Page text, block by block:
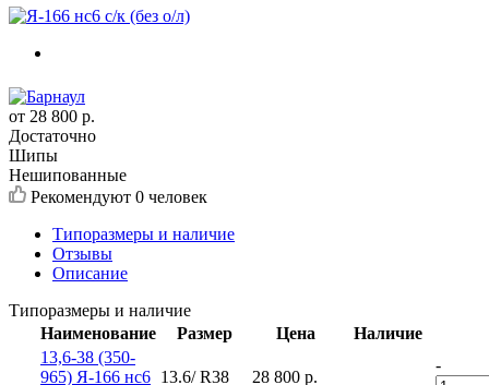
от 28 800 р.
Достаточно
Шипы
Нешипованные
Рекомендуют 0 человек
Типоразмеры и наличие
Отзывы
Описание
Типоразмеры и наличие
Наименование
Размер Цена
Наличие
13,6-38 (350-
965) Я-166 нс6 13.6/ R38 28 800 р.
-